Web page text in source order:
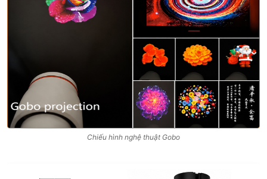
Chiếu hình nghệ thuật Gobo